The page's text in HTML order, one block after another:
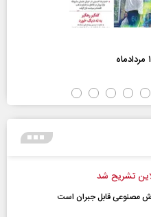
تشریح شد
مصنوعی قابل جبران است